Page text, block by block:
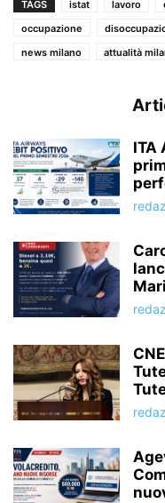
TAGS istat lavoro
occupazione
news milano
attualità
ITA